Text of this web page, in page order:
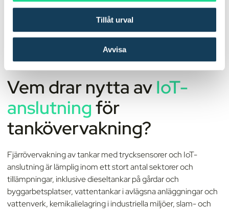
Tillåt urval
Avvisa
Vem drar nytta avIoT-
anslutningför
tankövervakning?
Fjärrövervakning av tankar med trycksensorer och IoT-
anslutning är lämplig inom ett stort antal sektorer och
tillämpningar, inklusive dieseltankar på gårdar och
byggarbetsplatser, vattentankar i avlägsna anläggningar och
vattenverk, kemikalielagring i industriella miljöer, slam- och